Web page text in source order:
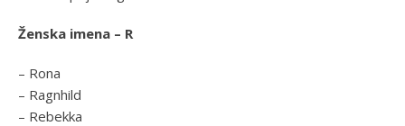
Ženska imena – R
– Rona
– Ragnhild
– Rebekka